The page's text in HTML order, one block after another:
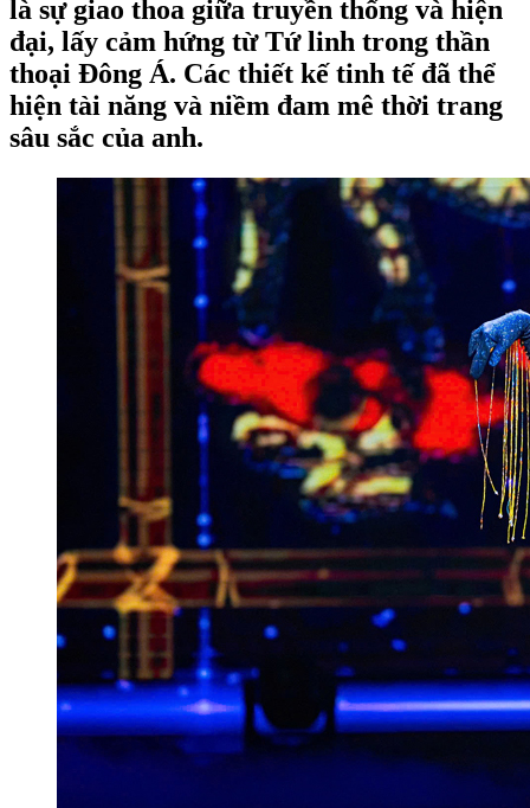
là sự giao thoa giữa truyền thống và hiện
đại, lấy cảm hứng từ Tứ linh trong thần
thoại Đông Á. Các thiết kế tinh tế đã thể
hiện tài năng và niềm đam mê thời trang
sâu sắc của anh.